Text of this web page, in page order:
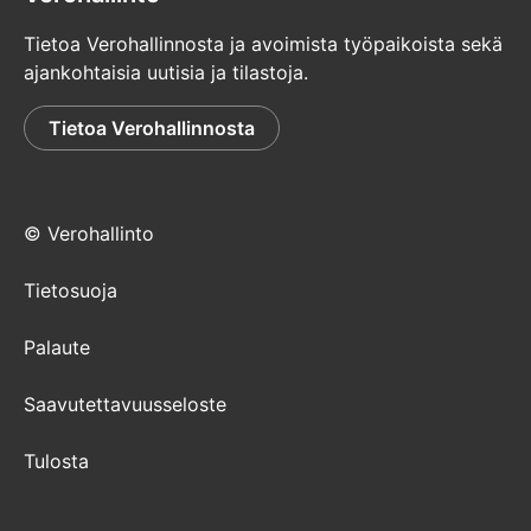
Tietoa Verohallinnosta ja avoimista työpaikoista sekä
ajankohtaisia uutisia ja tilastoja.
Tietoa Verohallinnosta
© Verohallinto
Tietosuoja
Palaute
Saavutettavuusseloste
Tulosta